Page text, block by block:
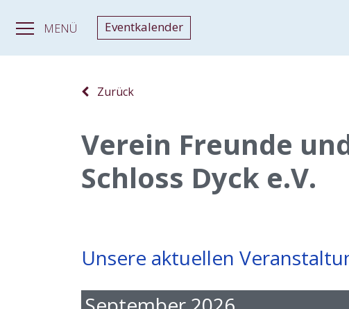
MENÜ Eventkalender
Zurück
Verein Freunde
Schloss Dyck e.V.
Unsere aktuellen